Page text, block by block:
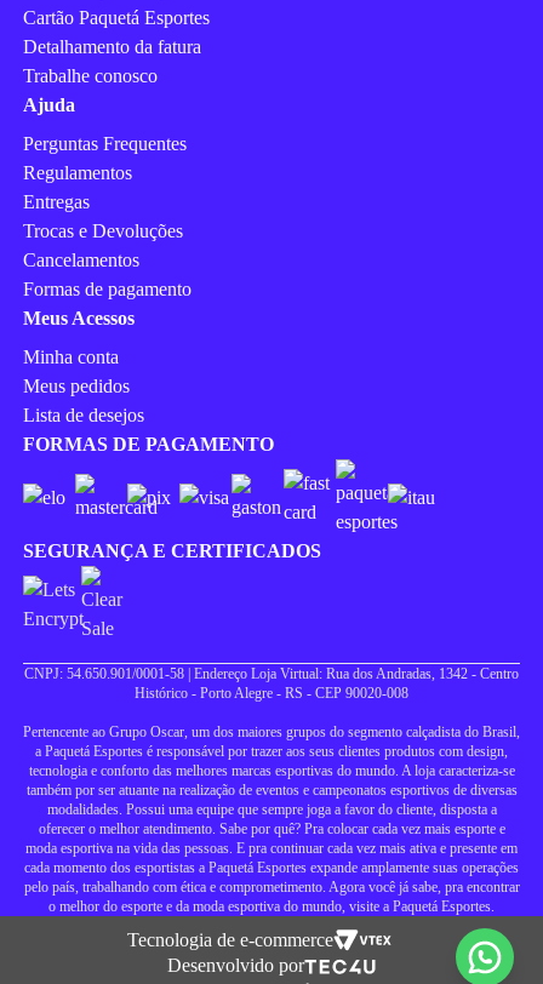
Cartão Paquetá Esportes
Detalhamento da fatura
Trabalhe conosco
Ajuda
Perguntas Frequentes
Regulamentos
Entregas
Trocas e Devoluções
Cancelamentos
Formas de pagamento
Meus Acessos
Minha conta
Meus pedidos
Lista de desejos
FORMAS DE PAGAMENTO
SEGURANÇA E CERTIFICADOS
CNPJ: 54.650.901/0001-58 | Endereço Loja Virtual: Rua dos Andradas, 1342 - Centro
Histórico - Porto Alegre - RS - CEP 90020-008
Pertencente ao Grupo Oscar, um dos maiores grupos do segmento calçadista do Brasil,
a Paquetá Esportes é responsável por trazer aos seus clientes produtos com design,
tecnologia e conforto das melhores marcas esportivas do mundo. A loja caracteriza-se
também por ser atuante na realização de eventos e campeonatos esportivos de diversas
modalidades. Possui uma equipe que sempre joga a favor do cliente, disposta a
oferecer o melhor atendimento. Sabe por quê? Pra colocar cada vez mais esporte e
moda esportiva na vida das pessoas. E pra continuar cada vez mais ativa e presente em
cada momento dos esportistas a Paquetá Esportes expande amplamente suas operações
pelo país, trabalhando com ética e comprometimento. Agora você já sabe, pra encontrar
o melhor do esporte e da moda esportiva do mundo, visite a Paquetá Esportes.
Tecnologia de e-commerce
Desenvolvido por